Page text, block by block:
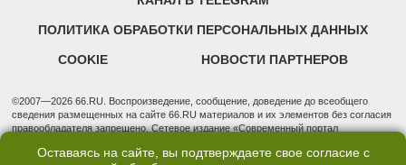
ПОЛИТИКА ОБРАБОТКИ ПЕРСОНАЛЬНЫХ ДАННЫХ
COOKIE НОВОСТИ ПАРТНЕРОВ
©2007—2026 66.RU. Воспроизведение, сообщение, доведение до всеобщего
сведения размещенных на сайте 66.RU материалов и их элементов без согласия
правообладателя запрещено. Сетевое издание «Современный портал
надзору в сфере связи, информационных технологий и массовых коммуникаций
Оставаясь на сайте, вы подтверждаете свое согласие с